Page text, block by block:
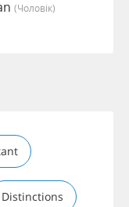
(чоловік)
Distinctions